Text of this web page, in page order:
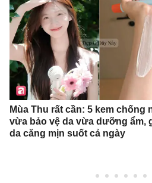
Mùa Thu rất cần: 5 kem chống
vừa bảo vệ da vừa dưỡng ẩm,
da căng mịn suốt cả ngày